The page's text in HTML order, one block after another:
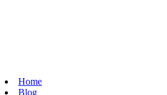
Home
Blog